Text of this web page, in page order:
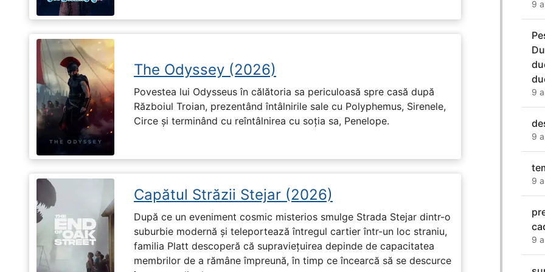
The Odyssey (2026)
Povestea lui Odysseus în călătoria sa periculoasă spre casă după
Războiul Troian, prezentând întâlnirile sale cu Polyphemus, Sirenele,
Circe și terminând cu reîntâlnirea cu soția sa, Penelope.
Capătul Străzii Stejar (2026)
După ce un eveniment cosmic misterios smulge Strada Stejar dintr-o
suburbie modernă și teleportează întregul cartier într-un loc straniu,
familia Platt descoperă că supraviețuirea depinde de capacitatea
membrilor de a rămâne împreună, în timp ce încearcă să se descurce
9
9
9
9
9